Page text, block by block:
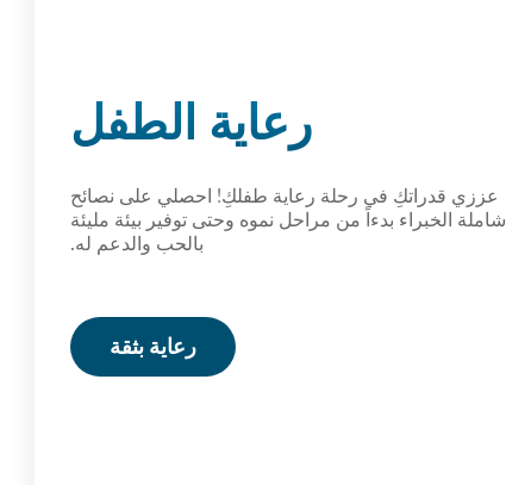
رعاية الطفل
عززي قدراتكِ في رحلة رعاية طفلكِ! احصلي على نصائح
شاملة الخبراء بدءاً من مراحل نموه وحتى توفير بيئة مليئة
بالحب والدعم له.
رعاية بثقة